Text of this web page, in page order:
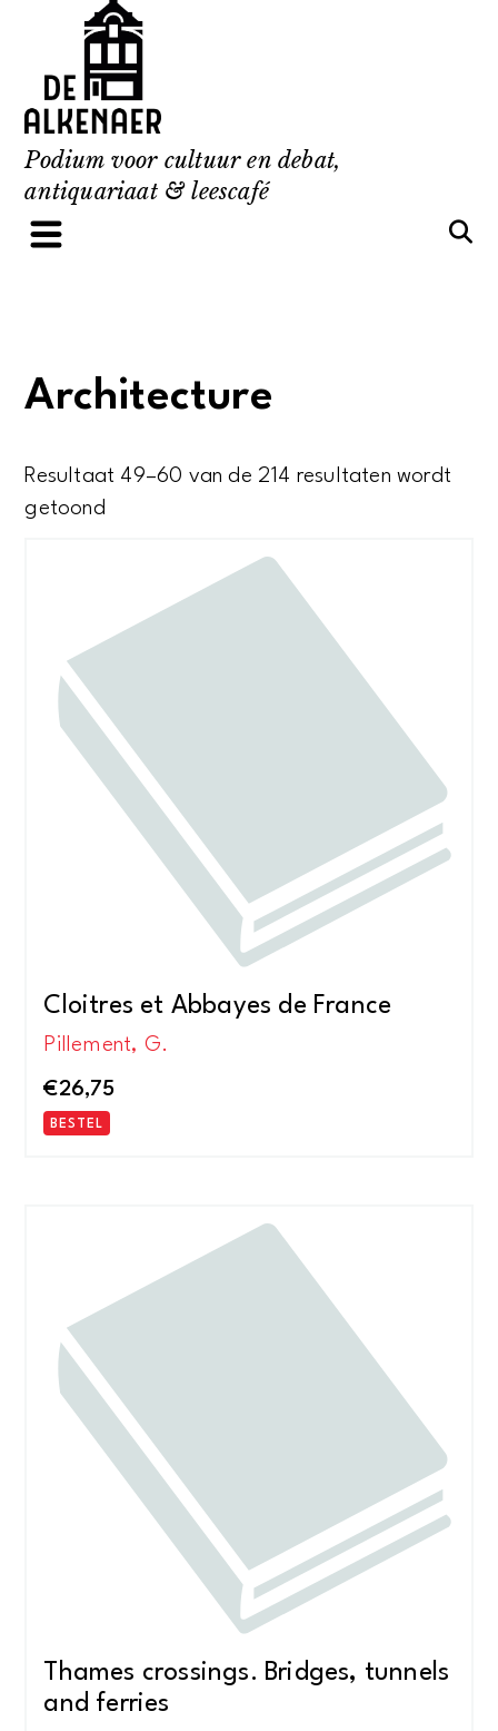
content
Podium voor cultuur en debat,
antiquariaat & leescafé
Architecture
Resultaat 49–60 van de 214 resultaten wordt
getoond
Cloitres et Abbayes de France
Pillement, G.
€26,75
BESTEL
Thames crossings. Bridges, tunnels
and ferries